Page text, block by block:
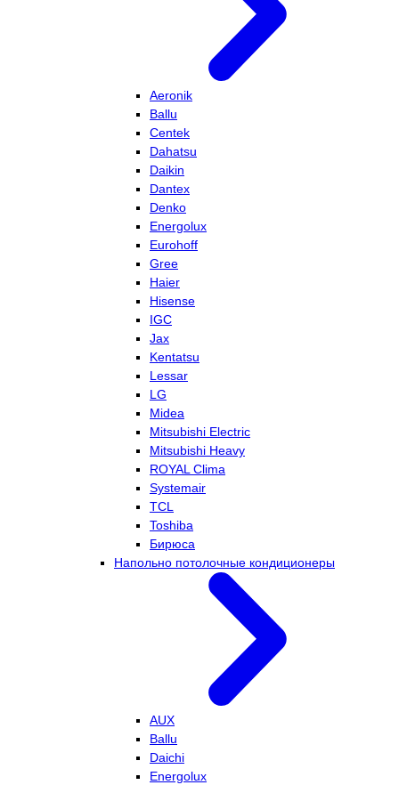
Aeronik
Ballu
Centek
Dahatsu
Daikin
Dantex
Denko
Energolux
Eurohoff
Gree
Haier
Hisense
IGC
Jax
Kentatsu
Lessar
LG
Midea
Mitsubishi Electric
Mitsubishi Heavy
ROYAL Clima
Systemair
TCL
Toshiba
Бирюса
Напольно потолочные кондиционеры
AUX
Ballu
Daichi
Energolux